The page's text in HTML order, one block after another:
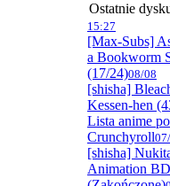
Ostatnie
15:27
[Max-Subs]
a Bookworm
(17/24)08/08
[shisha]
Kessen-hen
Lista anime
Crunchyroll
[shisha]
Animation BD